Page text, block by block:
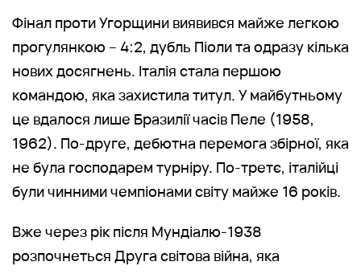
Фінал проти Угорщини виявився майже легкою
прогулянкою – 4:2, дубль Піоли та одразу кілька
нових досягнень. Італія стала першою
командою, яка захистила титул. У майбутньому
це вдалося лише Бразилії часів Пеле (1958,
1962). По-друге, дебютна перемога збірної, яка
не була господарем турніру. По-третє, італійці
були чинними чемпіонами світу майже 16 років.
Вже через рік після Мундіалю-1938
розпочнеться Друга світова війна, яка